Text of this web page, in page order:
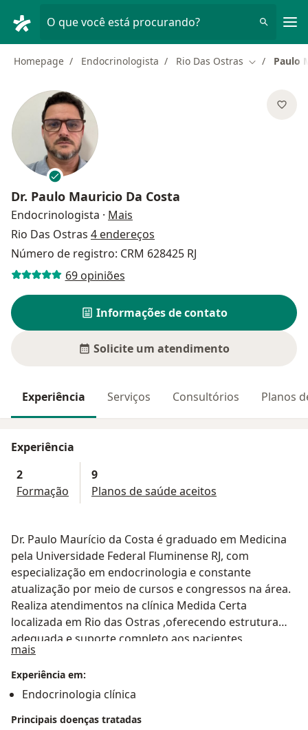
O que você está procurando?
Homepage Endocrinologista Rio Das Ostras Mudar de
Paulo
Dr. Paulo Mauricio Da Costa
Endocrinologista · Mais
Rio Das Ostras 4 endereços
Número de registro: CRM 628425 RJ
69 opiniões
Informações de contato
Solicite um atendimento
Experiência Serviços Consultórios Planos
Experiência
2
Formação
9
Planos de saúde aceitos
Dr. Paulo Maurício da Costa é graduado em Medicina
pela Universidade Federal Fluminense RJ, com
especialização em endocrinologia e constante
atualização por meio de cursos e congressos na área.
Realiza atendimentos na clínica Medida Certa
localizada em Rio das Ostras ,oferecendo estrutura
adequada e suporte completo aos pacientes.
Seu principal diferencial está na condução de
consultas humanizadas, com escuta ativa, avaliação
criteriosa e plano terapêutico individualizado,
priorizando segurança, clareza nas orientações e
acompanhamento contínuo dos casos.
mais
Experiência em:
Endocrinologia clínica
Principais doenças tratadas